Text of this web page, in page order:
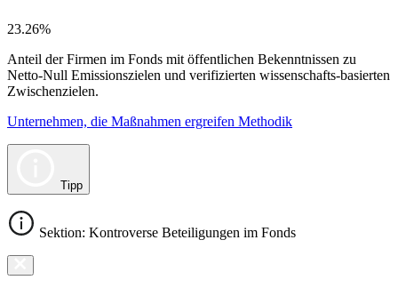
23.26%
Anteil der Firmen im Fonds mit öffentlichen Bekenntnissen zu
Netto-Null Emissionszielen und verifizierten wissenschafts-basierten
Zwischenzielen.
Unternehmen, die Maßnahmen ergreifen Methodik
Tipp
Sektion: Kontroverse Beteiligungen im Fonds